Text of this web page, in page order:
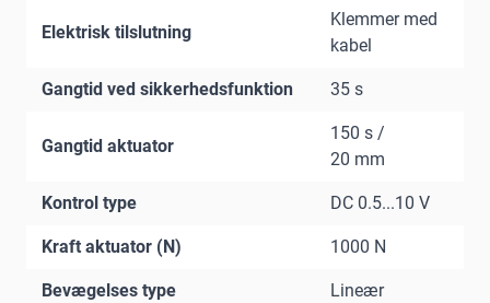
Elektrisk tilslutning
Klemmer med
kabel
Gangtid ved sikkerhedsfunktion 35 s
Gangtid aktuator
150 s /
20 mm
Kontrol type DC 0.5...10 V
Kraft aktuator (N) 1000 N
Bevægelses type Lineær